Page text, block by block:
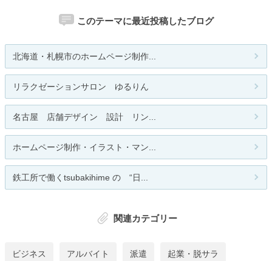
このテーマに最近投稿したブログ
北海道・札幌市のホームページ制作...
リラクゼーションサロン ゆるりん
名古屋 店舗デザイン 設計 リン...
ホームページ制作・イラスト・マン...
鉄工所で働くtsubakihime の “日...
関連カテゴリー
ビジネス アルバイト 派遣 起業・脱サラ